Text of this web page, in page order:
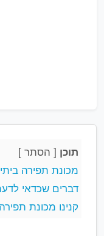
תוכן [ הסתר ]
מכונת תפירה
דברים שכדאי
קנינו מכונת